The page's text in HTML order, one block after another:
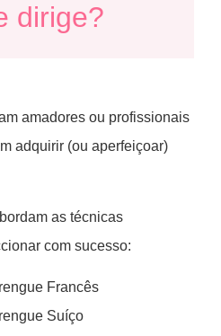
dirige?
amadores ou profissionais
adquirir (ou aperfeiçoar)
as técnicas
com sucesso:
Francês
Suíço